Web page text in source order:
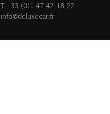
T +33 (0)1 47 42 18 22
info@deluxecar.fr